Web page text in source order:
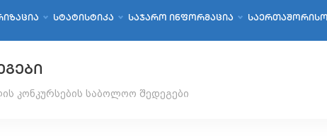
ᲡᲢᲐᲢᲘᲡᲢᲘᲙᲐ ᲡᲐᲯᲐᲠᲝ ᲘᲜᲤᲝᲠᲛᲐᲪᲘᲐ
კონკურსების საბოლოო შედეგები